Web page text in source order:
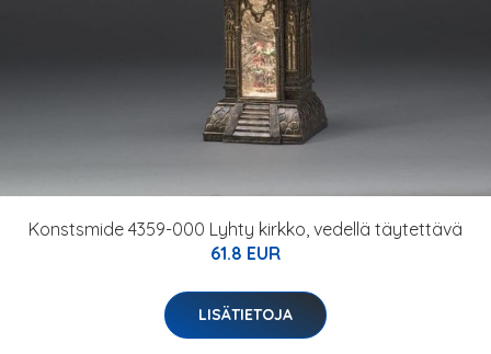
Konstsmide 4359-000 Lyhty kirkko, vedellä täytettävä
61.8 EUR
LISÄTIETOJA